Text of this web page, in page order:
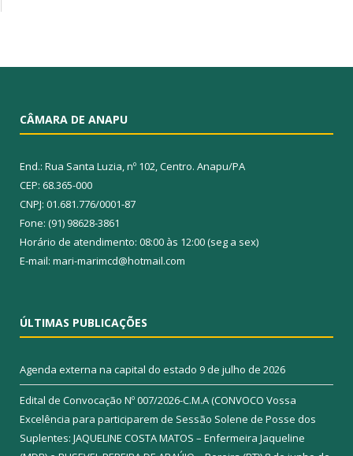
CÂMARA DE ANAPU
End.: Rua Santa Luzia, nº 102, Centro. Anapu/PA
CEP: 68.365-000
CNPJ: 01.681.776/0001-87
Fone: (91) 98628-3861
Horário de atendimento: 08:00 às 12:00 (seg a sex)
E-mail: mari-marimcd@hotmail.com
ÚLTIMAS PUBLICAÇÕES
Agenda externa na capital do estado 9 de julho de 2026
Edital de Convocação Nº 007/2026-C.M.A (CONVOCO Vossa
Excelência para participarem de Sessão Solene de Posse dos
Suplentes: JAQUELINE COSTA MATOS – Enfermeira Jaqueline